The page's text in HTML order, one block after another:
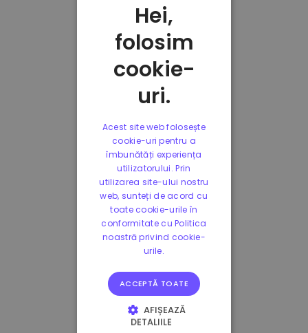
Hei,
folosim
cookie-
uri.
Acest site web folosește
cookie-uri pentru a
îmbunătăți experiența
utilizatorului. Prin
utilizarea site-ului nostru
web, sunteți de acord cu
toate cookie-urile în
conformitate cu Politica
noastră privind cookie-
urile.
ACCEPTĂ TOATE
AFIȘEAZĂ
DETALIILE